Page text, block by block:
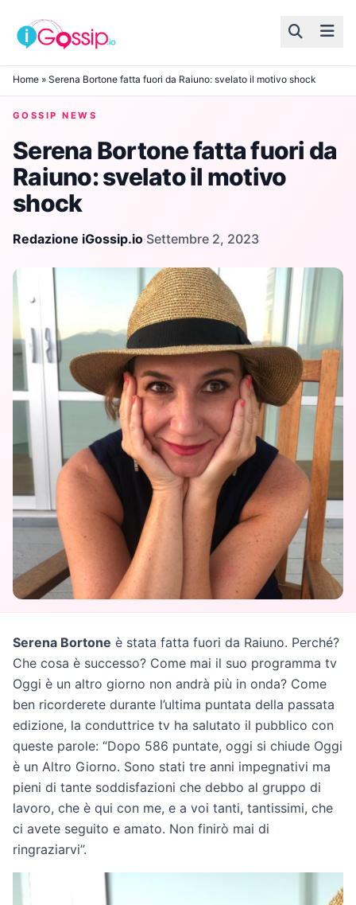
Skip to content
Home » Serena Bortone fatta fuori da Raiuno: svelato il motivo shock
GOSSIP NEWS
Serena Bortone fatta fuori da
Raiuno: svelato il motivo
shock
Redazione iGossip.io·Settembre 2, 2023
Serena Bortone è stata fatta fuori da Raiuno. Perché?
Che cosa è successo? Come mai il suo programma tv
Oggi è un altro giorno non andrà più in onda? Come
ben ricorderete durante l’ultima puntata della passata
edizione, la conduttrice tv ha salutato il pubblico con
queste parole: “Dopo 586 puntate, oggi si chiude Oggi
è un Altro Giorno. Sono stati tre anni impegnativi ma
pieni di tante soddisfazioni che debbo al gruppo di
lavoro, che è qui con me, e a voi tanti, tantissimi, che
ci avete seguito e amato. Non finirò mai di
ringraziarvi”.